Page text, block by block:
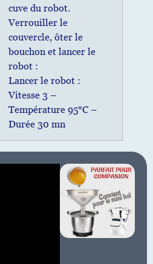
cuve du robot.
Verrouiller le
couvercle, ôter le
bouchon et lancer le
robot :
Lancer le robot :
Vitesse 3 –
Température 95°C –
Durée 30 mn